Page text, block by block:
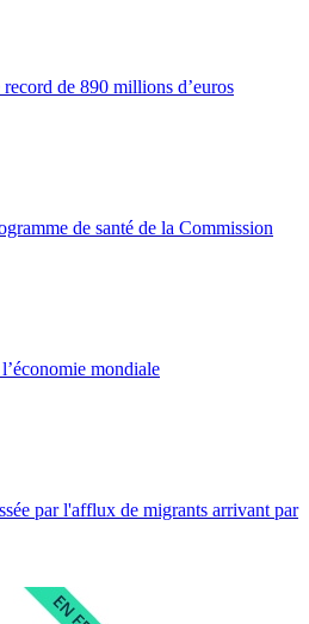
de 890 millions d’euros
de santé de la Commission
mondiale
par l'afflux de migrants arrivant par